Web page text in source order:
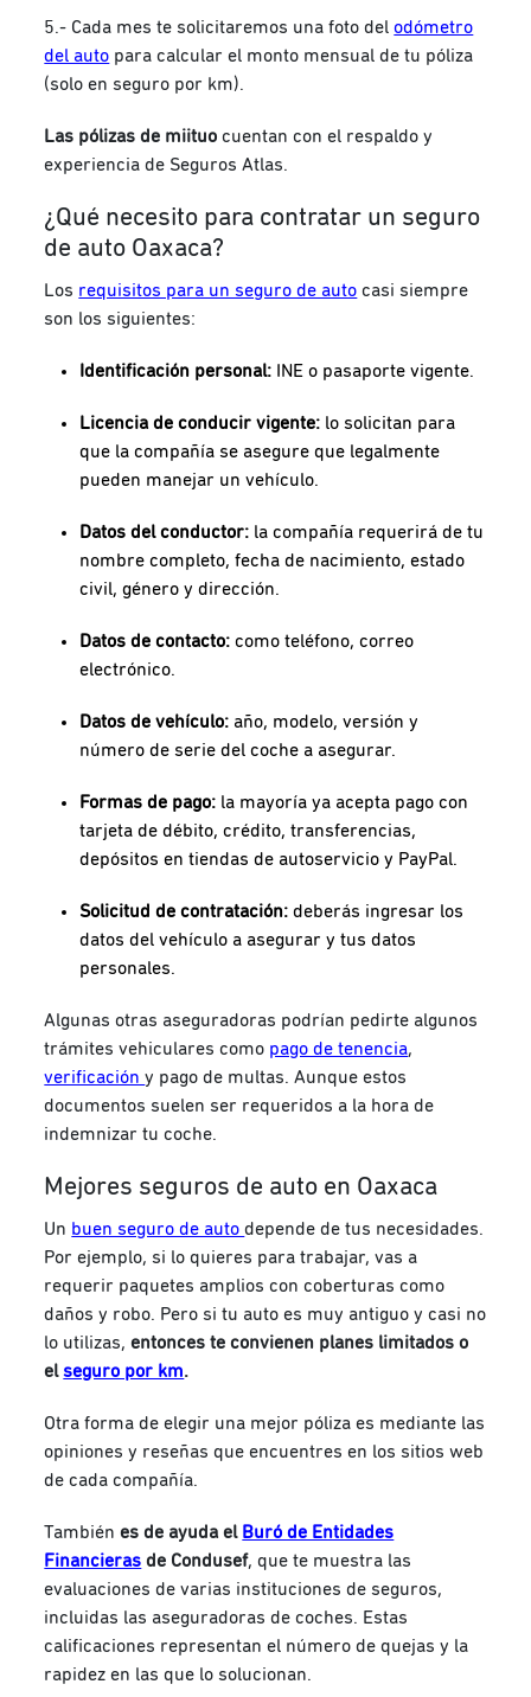
5.- Cada mes te solicitaremos una foto delodómetro
del auto para calcular el monto mensual de tu póliza
(solo en seguro por km).
Las pólizas de miituocuentan con el respaldo y
experiencia de Seguros Atlas.
¿Qué necesito para contratar un seguro
de auto Oaxaca?
Los requisitos para un seguro de auto casi siempre
son los siguientes:
Identificación personal: INE o pasaporte vigente.
Licencia de conducir vigente: lo solicitan para
que la compañía se asegure que legalmente
pueden manejar un vehículo.
Datos del conductor: la compañía requerirá de tu
nombre completo, fecha de nacimiento, estado
civil, género y dirección.
Datos de contacto: como teléfono, correo
electrónico.
Datos de vehículo: año, modelo, versión y
número de serie del coche a asegurar.
Formas de pago: la mayoría ya acepta pago con
tarjeta de débito, crédito, transferencias,
depósitos en tiendas de autoservicio y PayPal.
Solicitud de contratación: deberás ingresar los
datos del vehículo a asegurar y tus datos
personales.
Algunas otras aseguradoras podrían pedirte algunos
trámites vehiculares como pago de tenencia,
verificacióny pago de multas. Aunque estos
documentos suelen ser requeridos a la hora de
indemnizar tu coche.
Mejores seguros de auto en Oaxaca
Un buen seguro de autodepende de tus necesidades.
Por ejemplo, si lo quieres para trabajar, vas a
requerir paquetes amplios con coberturas como
daños y robo. Pero si tu auto es muy antiguo y casi no
lo utilizas,entonces te convienen planes limitados o
elseguro por km.
Otra forma de elegir una mejor póliza es mediante las
opiniones y reseñas que encuentres en los sitios web
de cada compañía.
Tambiénes de ayuda el Buró de Entidades
Financieras de Condusef, que te muestra las
evaluaciones de varias instituciones de seguros,
incluidas las aseguradoras de coches. Estas
calificaciones representan el número de quejas y la
rapidez en las que lo solucionan.